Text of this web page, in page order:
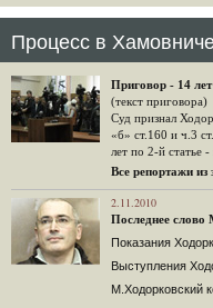
судебном
14.08.2014
Не исключил
Владимир Путин допускает, что
88 комментариев
14.08.2014
Нарулил
Игорь Сечин
глава
32
Граждане не хотят платить по
Процесс в
Приговор - 14
(текст приговора)
Суд признал
«б» ст.160 и ч.3
лет по 2-й статье
Все репортажи из
2.11.2010
Последнее слово
Показания
Выступления
М.Ходорковский